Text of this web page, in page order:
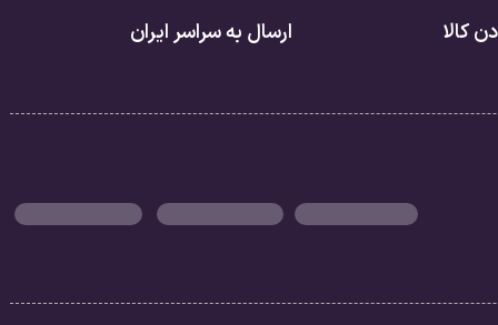
کالا ارسال به سراسر ایران